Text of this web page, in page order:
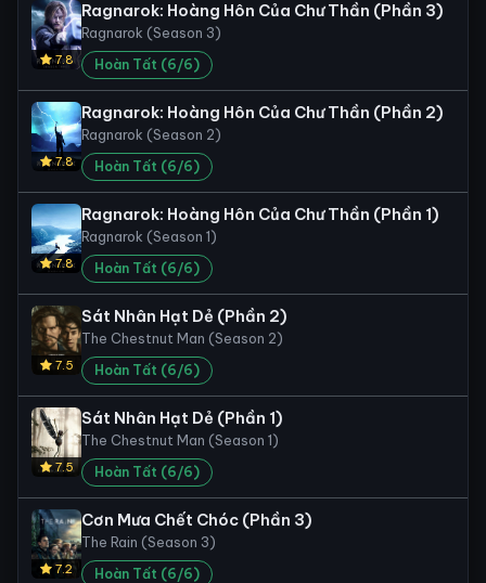
7.8
Ragnarok: Hoàng Hôn Của Chư Thần (Phần 3)
Ragnarok (Season 3)
Hoàn Tất (6/6)
7.8
Ragnarok: Hoàng Hôn Của Chư Thần (Phần 2)
Ragnarok (Season 2)
Hoàn Tất (6/6)
7.8
Ragnarok: Hoàng Hôn Của Chư Thần (Phần 1)
Ragnarok (Season 1)
Hoàn Tất (6/6)
7.5
Sát Nhân Hạt Dẻ (Phần 2)
The Chestnut Man (Season 2)
Hoàn Tất (6/6)
7.5
Sát Nhân Hạt Dẻ (Phần 1)
The Chestnut Man (Season 1)
Hoàn Tất (6/6)
7.2
Cơn Mưa Chết Chóc (Phần 3)
The Rain (Season 3)
Hoàn Tất (6/6)